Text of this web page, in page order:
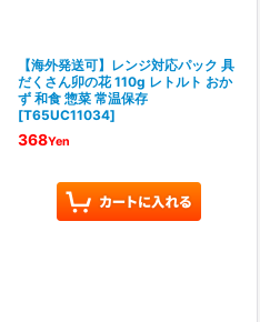
【海外発送可】レンジ対応パック 具
だくさん卯の花 110g レトルト おか
ず 和食 惣菜 常温保存
[T65UC11034]
368Yen